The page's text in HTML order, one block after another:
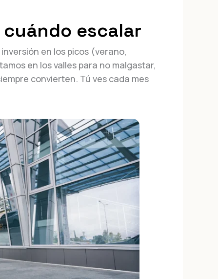
escalar
en los picos (verano,
en los valles para no malgastar,
convierten. Tú ves cada mes